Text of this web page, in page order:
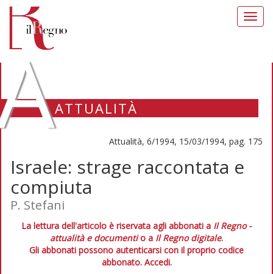
ATTUALITÀ
Attualità, 6/1994, 15/03/1994, pag. 175
Israele: strage raccontata e
compiuta
P. Stefani
La lettura dell'articolo è riservata agli abbonati a Il Regno -
attualità e documentio a Il Regno digitale.
Gli abbonati possono autenticarsi con il proprio codice
abbonato. Accedi.